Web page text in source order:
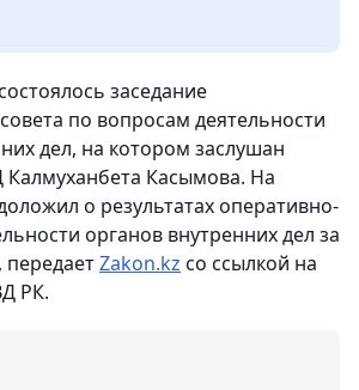
заседание
по вопросам деятельности
дел, на котором заслушан
Касымова. На
о результатах оперативно-
органов внутренних дел за
Zakon.kz со ссылкой на
РК.